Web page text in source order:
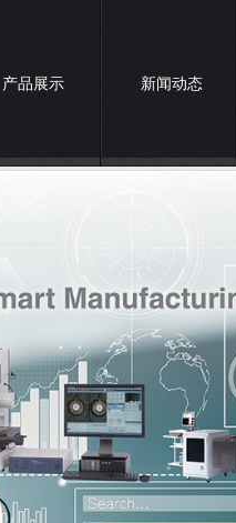
产品展示 新闻动态